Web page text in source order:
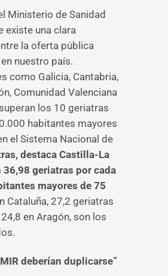
Ministerio de Sanidad
existe una clara
la oferta pública
nuestro país.
como Galicia, Cantabria,
Comunidad Valenciana
los 10 geriatras
habitantes mayores
el Sistema Nacional de
destaca Castilla-La
36,98 geriatras por cada
mayores de 75
Cataluña, 27,2 geriatras
en Aragón, son los
deberían duplicarse”